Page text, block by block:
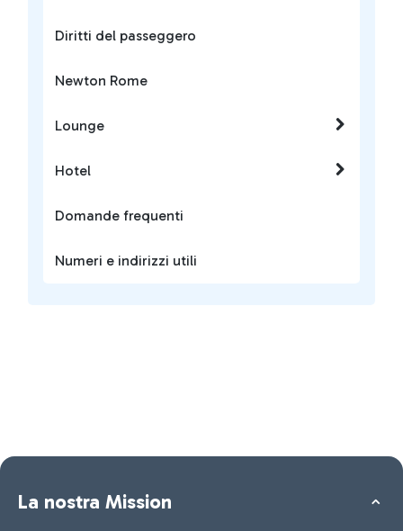
Diritti del passeggero
Newton Rome
Lounge
Hotel
Domande frequenti
Numeri e indirizzi utili
La nostra Mission